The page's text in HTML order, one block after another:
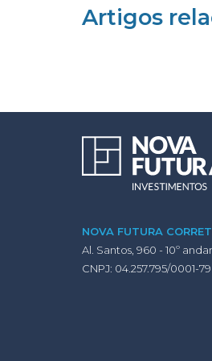
Artigos
NOVA FUTURA
Al. Santos, 960 - 10º
CNPJ: 04.257.795/0001-79